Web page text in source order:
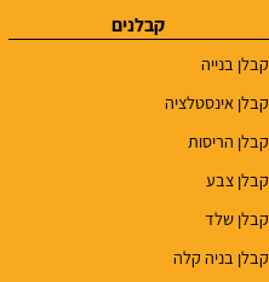
קבלנים
קבלן בנייה
קבלן אינסטלציה
קבלן הריסות
קבלן צבע
קבלן שלד
קבלן בניה קלה